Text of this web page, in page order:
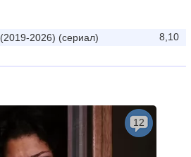
8,10
(2019-2026) (сериал)
12